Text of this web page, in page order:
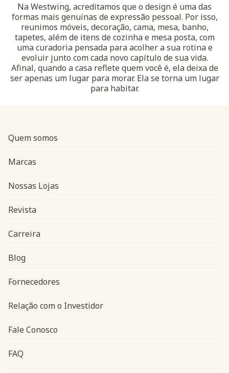
Na Westwing, acreditamos que o design é uma das
formas mais genuínas de expressão pessoal. Por isso,
reunimos móveis, decoração, cama, mesa, banho,
tapetes, além de itens de cozinha e mesa posta, com
uma curadoria pensada para acolher a sua rotina e
evoluir junto com cada novo capítulo de sua vida.
Afinal, quando a casa reflete quem você é, ela deixa de
ser apenas um lugar para morar. Ela se torna um lugar
para habitar.
Navegação do rodapé
Quem somos
Marcas
Nossas Lojas
Revista
Carreira
Blog
Fornecedores
Relação com o Investidor
Fale Conosco
FAQ